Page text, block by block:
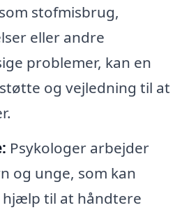
stofmisbrug,
eller andre
problemer, kan en
og vejledning til at
Psykologer arbejder
og unge, som kan
til at håndtere